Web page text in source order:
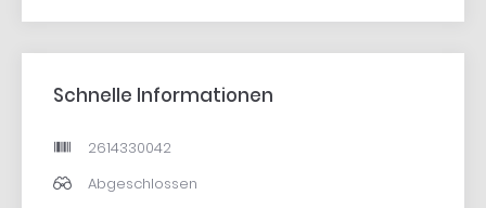
Schnelle Informationen
2614330042
Abgeschlossen